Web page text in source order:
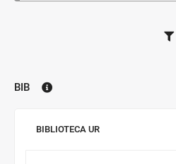
Biblioteca:
BIB
Sucursal:
BIBLIOTECA UR